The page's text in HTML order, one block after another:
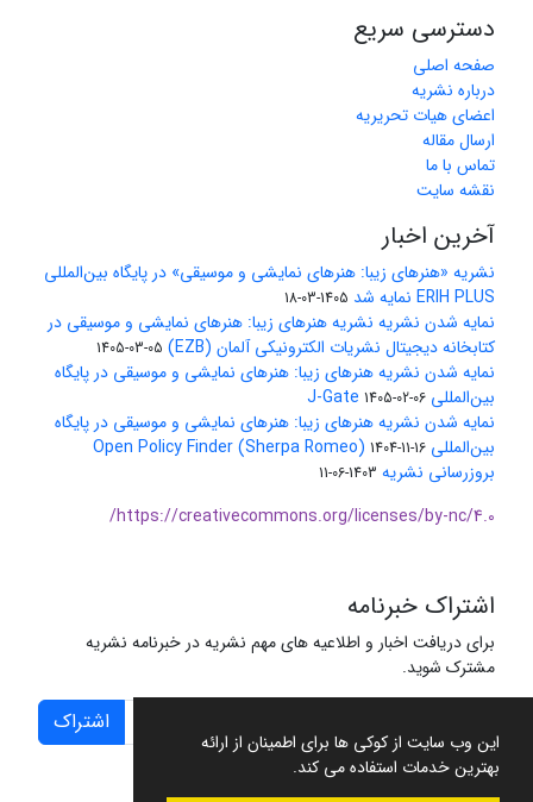
این وب سایت از کوکی ها برای اطمینان از ارائه
بهترین خدمات استفاده می کند.
دسترسی سریع
صفحه اصلی
درباره نشریه
اعضای هیات تحریریه
ارسال مقاله
تماس با ما
نقشه سایت
آخرین اخبار
نشریه «هنرهای زیبا: هنرهای نمایشی و موسیقی» در پایگاه بین‌المللی
ERIH PLUS نمایه شد
1405-03-18
نمایه شدن نشریه نشریه هنرهای زیبا: هنرهای نمایشی و موسیقی در
کتابخانه دیجیتال نشریات الکترونیکی آلمان (EZB)
1405-03-05
نمایه شدن نشریه هنرهای زیبا: هنرهای نمایشی و موسیقی در پایگاه
بین‌المللی J-Gate 1405-02-06
نمایه شدن نشریه هنرهای زیبا: هنرهای نمایشی و موسیقی در پایگاه
بین‌المللی Open Policy Finder (Sherpa Romeo) 1404-11-16
بروزرسانی نشریه 1403-06-11
https://creativecommons.org/licenses/by-nc/4.0/
اشتراک خبرنامه
برای دریافت اخبار و اطلاعیه های مهم نشریه در خبرنامه نشریه
مشترک شوید.
اشتراک